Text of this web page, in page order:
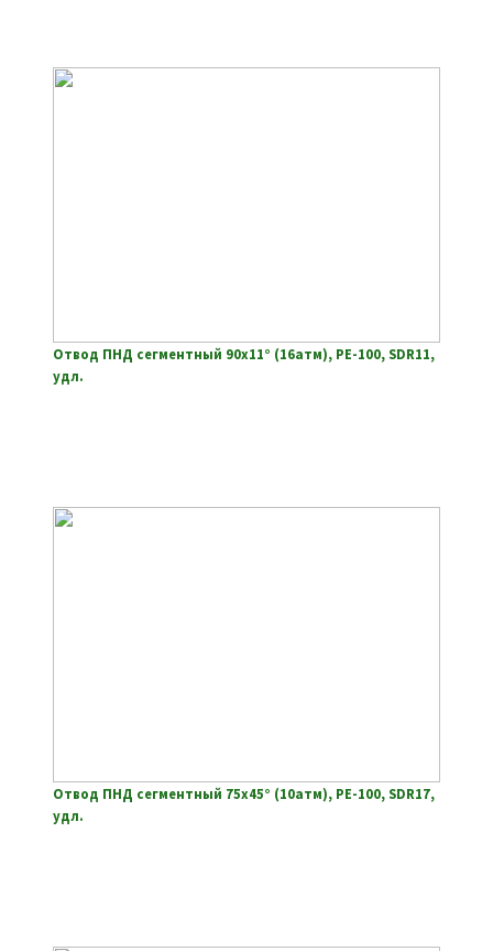
Отвод ПНД сегментный 90х11° (16атм), РЕ-100, SDR11,
удл.
Отвод ПНД сегментный 75х45° (10атм), РЕ-100, SDR17,
удл.